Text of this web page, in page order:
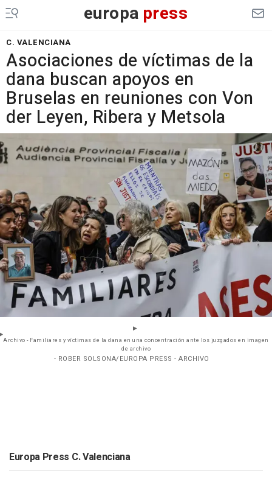
europa press
C. VALENCIANA
Asociaciones de víctimas de la
dana buscan apoyos en
Bruselas en reuniones con Von
der Leyen, Ribera y Metsola
Archivo - Familiares y víctimas de la dana en una concentración ante los juzgados en imagen
de archivo
- ROBER SOLSONA/EUROPA PRESS - ARCHIVO
Europa Press C. Valenciana